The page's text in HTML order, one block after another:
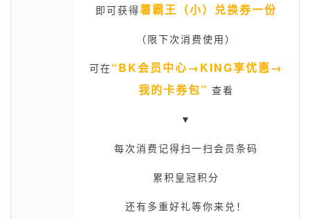
即可获得薯霸王（小）兑换券一份
（限下次消费使用）
可在“BK会员中心→KING享优惠→
我的卡券包” 查看
▼
每次消费记得扫一扫会员条码
累积皇冠积分
还有多重好礼等你来兑！